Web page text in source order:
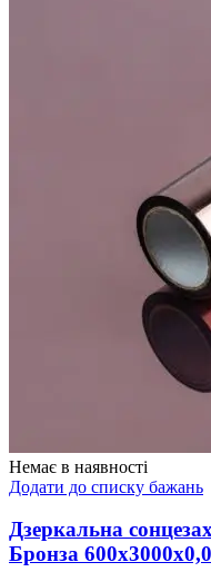
Немає в наявності
Додати до списку бажань
Дзеркальна
Бронза